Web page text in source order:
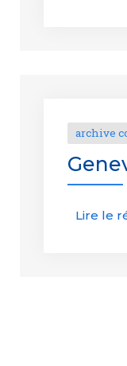
archive
Lire le